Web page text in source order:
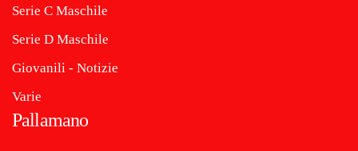
Serie C Maschile
Serie D Maschile
Giovanili - Notizie
Varie
Pallamano